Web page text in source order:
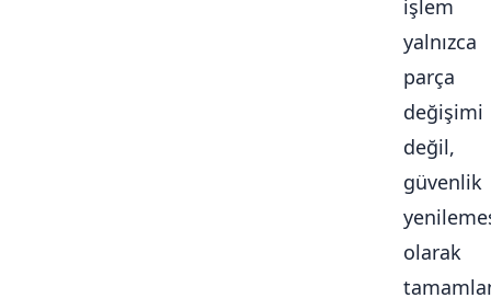
işlem
yalnızca
parça
değişimi
değil,
güvenlik
olarak